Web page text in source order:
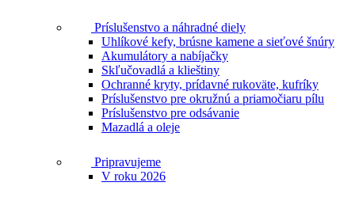
Príslušenstvo a náhradné diely
Uhlíkové kefy, brúsne kamene a sieťové šnúry
Akumulátory a nabíjačky
Skľučovadlá a klieštiny
Ochranné kryty, prídavné rukoväte, kufríky
Príslušenstvo pre okružnú a priamočiaru pílu
Príslušenstvo pre odsávanie
Mazadlá a oleje
Pripravujeme
V roku 2026